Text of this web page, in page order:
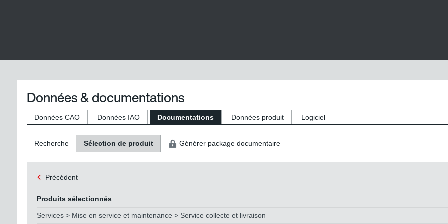
Données & documentations
Données CAO Données IAO Documentations Données produit Logiciel
Recherche Sélection de produit Générer package documentaire
Précédent
Produits sélectionnés
Services > Mise en service et maintenance > Service collecte et livraison